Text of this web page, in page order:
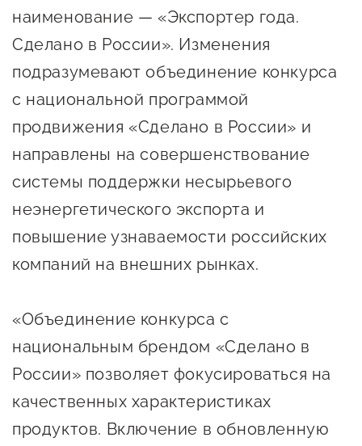
Консультационная поддержка
Образовательная поддержка
Поддержка креативного и
инновационно-
технологического
предпринимательства
Поддержка социальных
предпринимателей
Поддержка экспортеров
Меры поддержки в условиях
внешнего санкционного
давления
Центры поддержки
наименование — «Экспортер года.
Сделано в России». Изменения
подразумевают объединение конкурса
с национальной программой
продвижения «Сделано в России» и
направлены на совершенствование
системы поддержки несырьевого
неэнергетического экспорта и
повышение узнаваемости российских
компаний на внешних рынках.
«Объединение конкурса с
национальным брендом «Сделано в
России» позволяет фокусироваться на
качественных характеристиках
продуктов. Включение в обновленную